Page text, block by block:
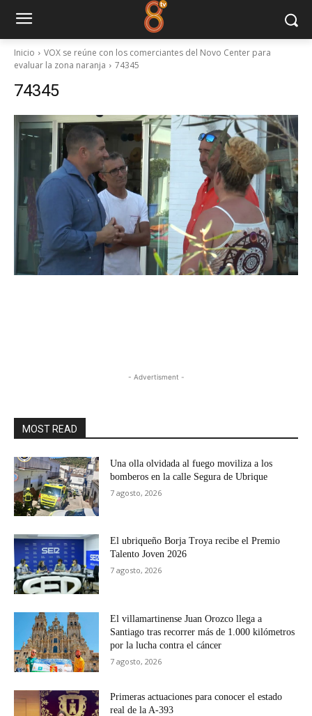
Inicio
VOX se reúne con los comerciantes del Novo Center para
evaluar la zona naranja
74345
74345
- Advertisment -
MOST READ
Una olla olvidada al fuego moviliza a los
bomberos en la calle Segura de Ubrique
7 agosto, 2026
El ubriqueño Borja Troya recibe el Premio
Talento Joven 2026
7 agosto, 2026
El villamartinense Juan Orozco llega a
Santiago tras recorrer más de 1.000 kilómetros
por la lucha contra el cáncer
7 agosto, 2026
Primeras actuaciones para conocer el estado
real de la A-393